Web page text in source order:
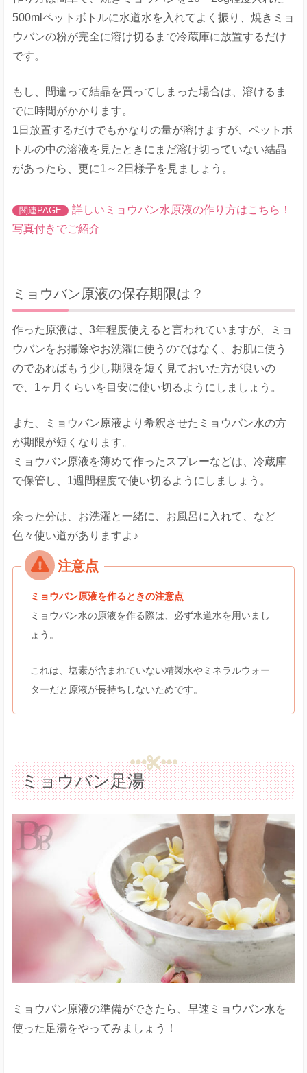
500mlペットボトルに水道水を入れてよく振り、焼きミョ
ウバンの粉が完全に溶け切るまで冷蔵庫に放置するだけ
です。
もし、間違って結晶を買ってしまった場合は、溶けるま
でに時間がかかります。
1日放置するだけでもかなりの量が溶けますが、ペットボ
トルの中の溶液を見たときにまだ溶け切っていない結晶
があったら、更に1～2日様子を見ましょう。
詳しいミョウバン水原液の作り方はこちら！
写真付きでご紹介
ミョウバン原液の保存期限は？
作った原液は、3年程度使えると言われていますが、ミョ
ウバンをお掃除やお洗濯に使うのではなく、お肌に使う
のであればもう少し期限を短く見ておいた方が良いの
で、1ヶ月くらいを目安に使い切るようにしましょう。
また、ミョウバン原液より希釈させたミョウバン水の方
が期限が短くなります。
ミョウバン原液を薄めて作ったスプレーなどは、冷蔵庫
で保管し、1週間程度で使い切るようにしましょう。
余った分は、お洗濯と一緒に、お風呂に入れて、など
色々使い道がありますよ♪
ミョウバン原液を作るときの注意点
ミョウバン水の原液を作る際は、必ず水道水を用いまし
ょう。
これは、塩素が含まれていない精製水やミネラルウォー
ターだと原液が長持ちしないためです。
ミョウバン足湯
ミョウバン原液の準備ができたら、早速ミョウバン水を
使った足湯をやってみましょう！